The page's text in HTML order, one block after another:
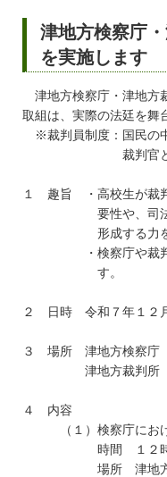
津地方検察庁
を実施します
津地方検察庁・津地方
取組は、実際の法廷を舞
※裁判員制度：国民の
裁判官とともに、
１ 趣旨 ・高校生が裁判
要性や、司法参加の
形成する力を身
・検察庁や裁判所で
す。
２ 日時 令和７年１２月
３ 場所 津地方検察庁（
津地方裁判所（津
４ 内容
（１）検察庁にお
時間 １２時３０
場所 津地方検察